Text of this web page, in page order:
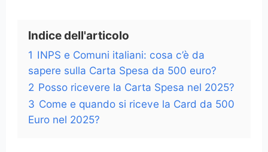
Indice dell'articolo
1 INPS e Comuni italiani: cosa c’è da
sapere sulla Carta Spesa da 500 euro?
2 Posso ricevere la Carta Spesa nel 2025?
3 Come e quando si riceve la Card da 500
Euro nel 2025?